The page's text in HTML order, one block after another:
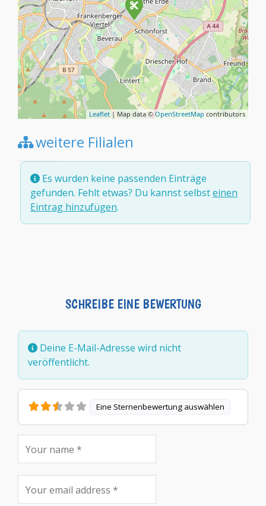
Leaflet | Map data ©OpenStreetMapcontributors
weitere Filialen
Es wurden keine passenden Einträge
gefunden. Fehlt etwas? Du kannst selbsteinen
Eintrag hinzufügen.
SCHREIBE EINE BEWERTUNG
Deine E-Mail-Adresse wird nicht
veröffentlicht.
Eine Sternenbewertung auswählen